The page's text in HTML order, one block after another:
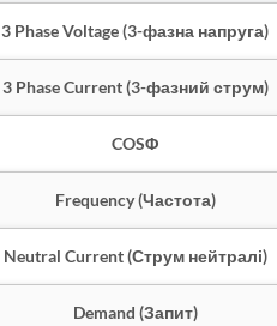
3 Phase Voltage (3-фазна напруга)
3 Phase Current (3-фазний струм)
COSΦ
Frequency (Частота)
Neutral Current (Струм нейтралі)
Demand (Запит)